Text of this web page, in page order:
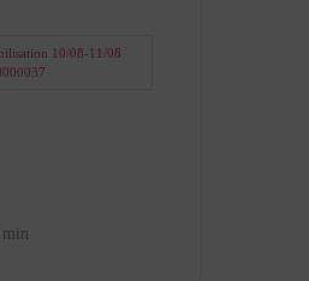
10/08-11/08